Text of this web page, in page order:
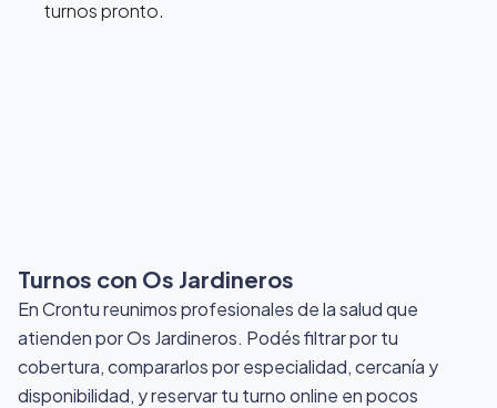
turnos pronto.
Turnos con Os Jardineros
En Crontu reunimos profesionales de la salud que
atienden por Os Jardineros. Podés filtrar por tu
cobertura, compararlos por especialidad, cercanía y
disponibilidad, y reservar tu turno online en pocos